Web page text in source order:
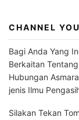
CHANNEL
Bagi Anda Yang
Berkaitan
Hubungan
jenis Ilmu
Silakan Tekan